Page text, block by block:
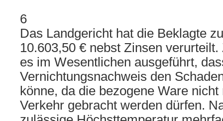
6
Das Landgericht hat die Beklagte
10.603,50 € nebst Zinsen
es im Wesentlichen ausgeführt,
Vernichtungsnachweis den
könne, da die bezogene Ware
Verkehr gebracht werden dürfen.